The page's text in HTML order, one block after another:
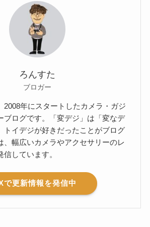
ろんすた
ブロガー
2008年にスタートしたカメラ・ガジ
ブログです。「変デジ」は「変なデ
トイデジが好きだったことがブログ
、幅広いカメラやアクセサリーのレ
しています。
で更新情報を発信中